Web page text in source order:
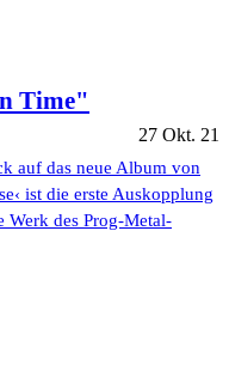
Time"
27 Okt. 21
auf das neue Album von
ist die erste Auskopplung
Werk des Prog-Metal-